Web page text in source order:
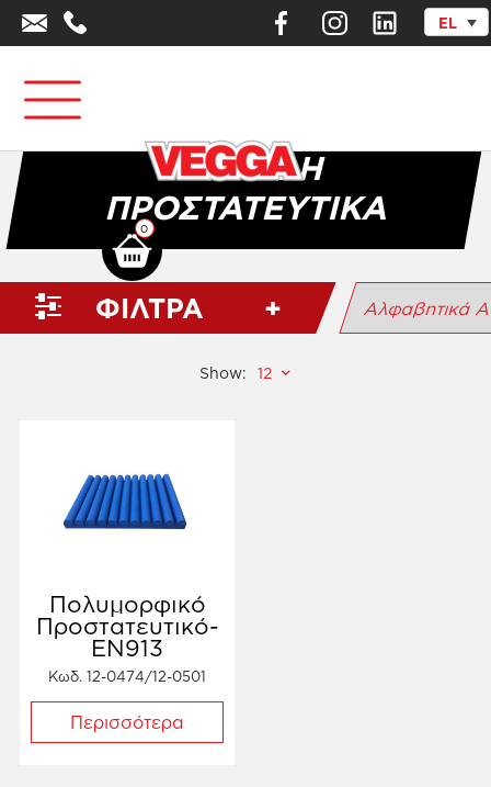
EL
0
Αρχική σελίδα Αθλητικά Είδη - Εξοπλισμός
Προστατευτικά
ΑΦΡΏΔΗ
ΠΡΟΣΤΑΤΕΥΤΙΚΆ
ΦΙΛΤΡΑ
Show:
Πολυμορφικό
Προστατευτικό-
ΕΝ913
Κωδ. 12-0474/12-0501
Περισσότερα